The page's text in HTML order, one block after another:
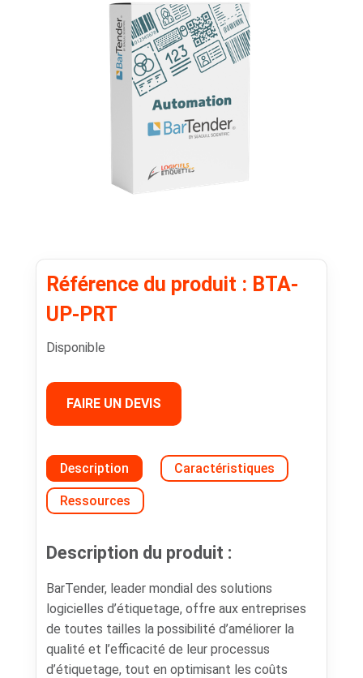
Référence du produit : BTA-
UP-PRT
Disponible
FAIRE UN DEVIS
Description Caractéristiques
Ressources
Description du produit :
BarTender, leader mondial des solutions
logicielles d’étiquetage, offre aux entreprises
de toutes tailles la possibilité d’améliorer la
qualité et l’efficacité de leur processus
d’étiquetage, tout en optimisant les coûts